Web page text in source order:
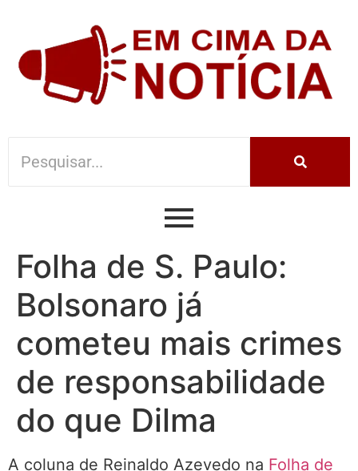
Folha de S. Paulo:
Bolsonaro já
cometeu mais crimes
de responsabilidade
do que Dilma
A coluna de Reinaldo Azevedo na Folha de